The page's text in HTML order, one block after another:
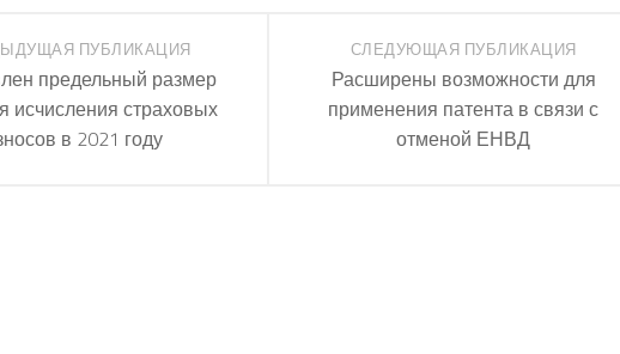
СЛЕДУЮЩАЯ ПУБЛИКАЦИЯ
Расширены возможности для
применения патента в связи с
отменой ЕНВД
ПУБЛИКАЦИЯ
предельный размер
исчисления страховых
в 2021 году